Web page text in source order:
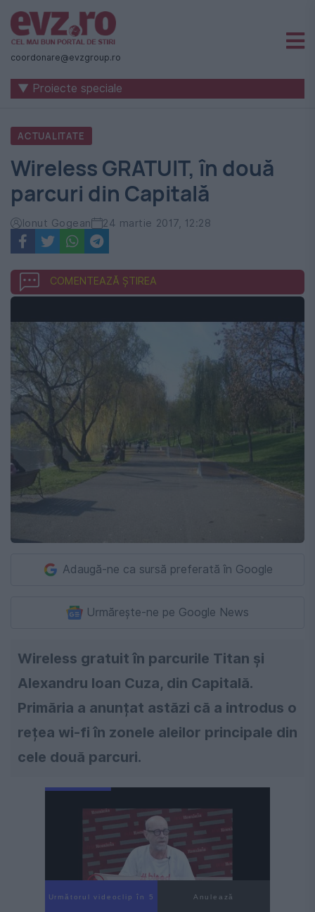
Știri
naționale
internaționale
România
-
Evenimentul
Zilei
coordonare@evzgroup.ro
▼ Proiecte speciale
ACTUALITATE
Wireless GRATUIT, în două
parcuri din Capitală
Ionut Gogean 24 martie 2017, 12:28
COMENTEAZĂ ȘTIREA
Adaugă-ne ca sursă preferată în Google
Urmărește-ne pe Google News
Wireless gratuit în parcurile Titan și
Alexandru Ioan Cuza, din Capitală.
Primăria a anunțat astăzi că a introdus o
rețea wi-fi în zonele aleilor principale din
cele două parcuri.
Următorul videoclip în 4 Anulează